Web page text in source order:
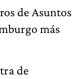
de Asuntos
más
de